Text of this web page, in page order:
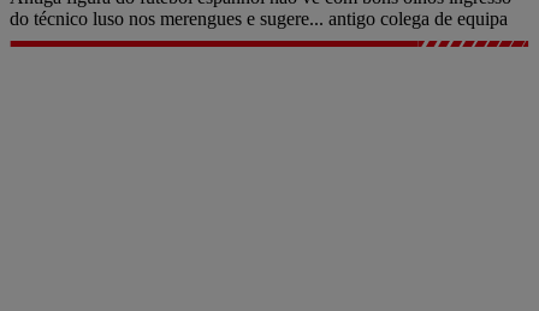
do técnico luso nos merengues e sugere... antigo colega de equipa